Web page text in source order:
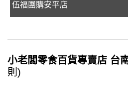
伍福團購安平店
小老闆零食百貨專賣店 台
則)